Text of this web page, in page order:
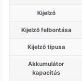
Kijelző
Kijelző felbontása
Kijelző típusa
Akkumulátor
kapacitás